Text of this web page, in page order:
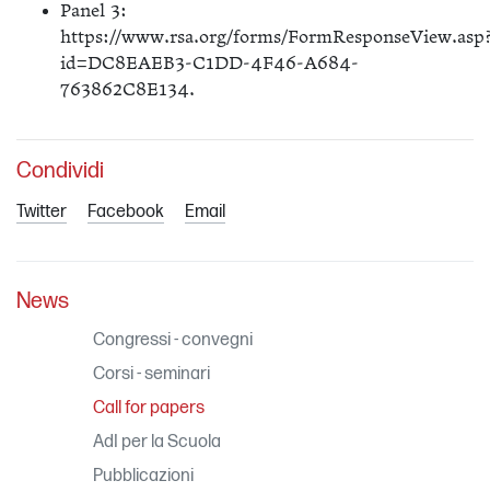
Panel 3:
https://www.rsa.org/forms/
id=DC8EAEB3-C1DD-4F46-A684-
763862C8E134.
Condividi
Twitter Facebook Email
News
Congressi - convegni
Corsi - seminari
Call for papers
AdI per la Scuola
Pubblicazioni